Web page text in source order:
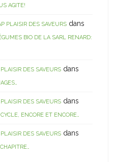
AGITE!
PLAISIR DES SAVEURS dans
BIO DE LA SARL RENARD:
DES SAVEURS dans
DES SAVEURS dans
ENCORE ET ENCORE…
DES SAVEURS dans